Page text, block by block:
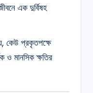
এক দুর্বিষহ
কেউ প্রকৃতপক্ষে
ও মানসিক ক্ষতির